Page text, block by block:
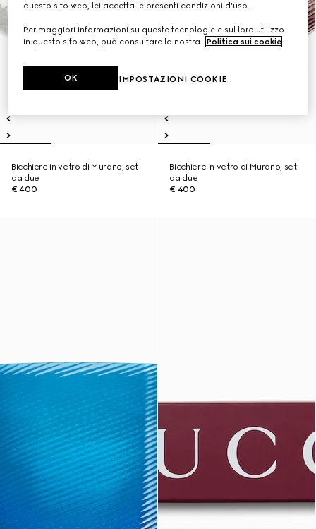
Bicchiere in vetro di Murano, set
da due
€ 400
Bicchiere in vetro di Murano, set
da due
€ 400
questo sito web, lei accetta le presenti condizioni d'uso.
Per maggiori informazioni su queste tecnologie e sul loro utilizzo
in questo sito web, può consultare la nostra
Politica sui cookie.
IMPOSTAZIONI COOKIE
OK